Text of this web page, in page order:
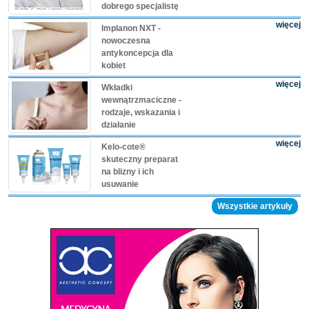
dobrego specjalistę
Implanon NXT -
nowoczesna
antykoncepcja dla
kobiet
więcej
Wkładki
wewnątrzmaciczne -
rodzaje, wskazania i
działanie
więcej
Kelo-cote®
skuteczny preparat
na blizny i ich
usuwanie
więcej
Wszystkie artykuły